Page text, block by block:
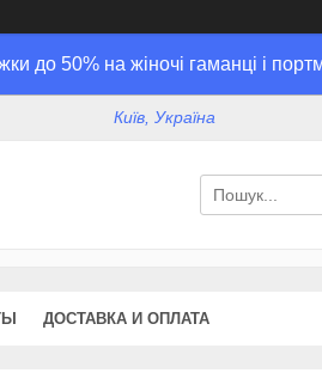
до 50% на жіночі гаманці і
Київ, Україна
ДОСТАВКА И ОПЛАТА